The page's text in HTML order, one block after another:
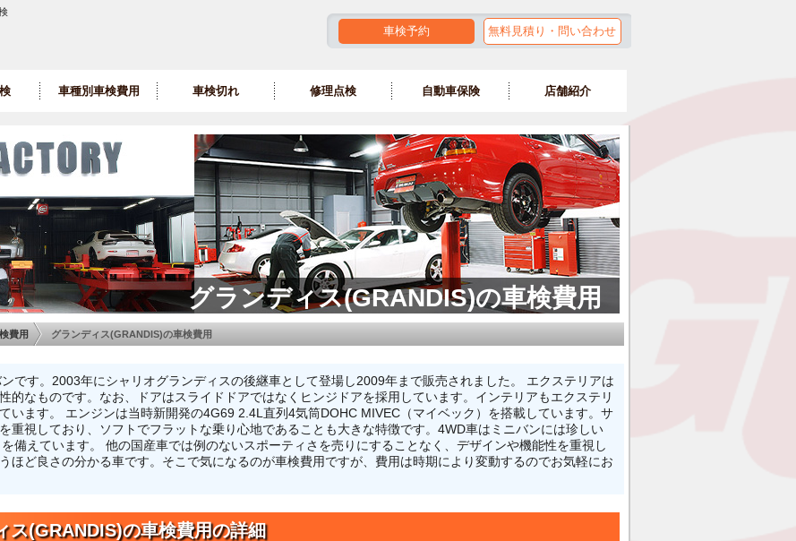
車検予約 無料見積り・問い合わせ
車種別車検費用 車検切れ 修理点検 自動車保険 店舗紹介
グランディス(GRANDIS)の車検費用
費用 グランディス(GRANDIS)の車検費用
です。2003年にシャリオグランディスの後継車として登場し2009年まで販売されました。 エクステリアは
的なものです。なお、ドアはスライドドアではなくヒンジドアを採用しています。インテリアもエクステリ
います。 エンジンは当時新開発の4G69 2.4L直列4気筒DOHC MIVEC（マイベック）を搭載しています。サ
重視しており、ソフトでフラットな乗り心地であることも大きな特徴です。4WD車はミニバンには珍しい
備えています。 他の国産車では例のないスポーティさを売りにすることなく、デザインや機能性を重視し
ほど良さの分かる車です。そこで気になるのが車検費用ですが、費用は時期により変動するのでお気軽にお
ス(GRANDIS)の車検費用の詳細